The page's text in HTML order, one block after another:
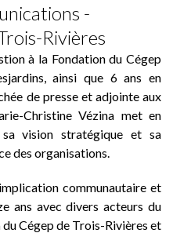
-
Rivières
à la Fondation du Cégep
ainsi que 6 ans en
de presse et adjointe aux
Christine Vézina met en
vision stratégique et sa
des organisations.
communautaire et
ans avec divers acteurs du
Cégep de Trois-Rivières et